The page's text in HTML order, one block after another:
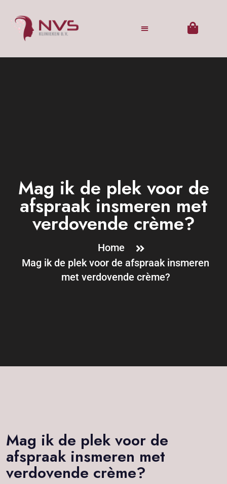
Mag ik de plek voor de
afspraak insmeren met
verdovende crème?
Home
Mag ik de plek voor de afspraak insmeren
met verdovende crème?
Mag ik de plek voor de
afspraak insmeren met
verdovende crème?